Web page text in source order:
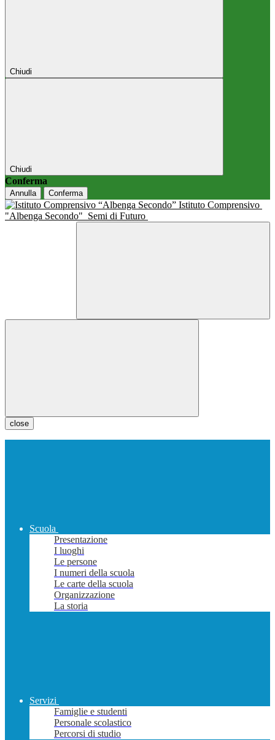
Chiudi
Chiudi
Conferma
Annulla Conferma
Istituto Comprensivo
"Albenga Secondo" Semi di Futuro
close
Scuola
Presentazione
I luoghi
Le persone
I numeri della scuola
Le carte della scuola
Organizzazione
La storia
Servizi
Famiglie e studenti
Personale scolastico
Percorsi di studio